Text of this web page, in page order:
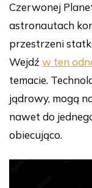
Czerwonej
astronautach
przestrzeni
Wejdź w ten
temacie.
jądrowy, mogą
nawet do
obiecująco.